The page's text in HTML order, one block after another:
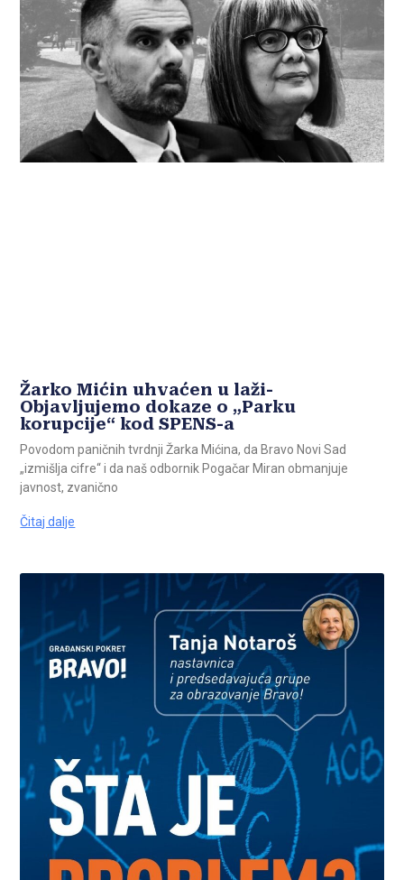
Žarko Mićin uhvaćen u laži-
Objavljujemo dokaze o „Parku
korupcije“ kod SPENS-a
Povodom paničnih tvrdnji Žarka Mićina, da Bravo Novi Sad
„izmišlja cifre“ i da naš odbornik Pogačar Miran obmanjuje
javnost, zvanično
Čitaj dalje